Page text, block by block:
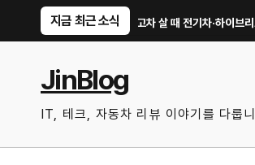
지금 최근 소식중고차 살 때 전기차·하이브리드 체크
JinBlog
IT, 테크, 자동차 리뷰 이야기를 다룹